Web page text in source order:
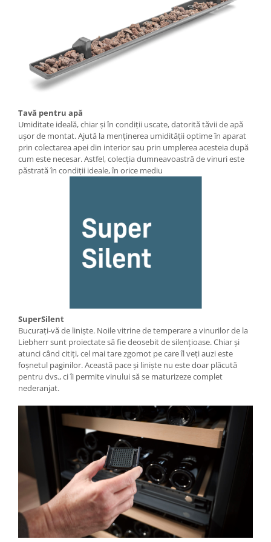
Tavă pentru apă
Umiditate ideală, chiar şi în condiţii uscate, datorită tăvii de apă
uşor de montat. Ajută la menţinerea umidităţii optime în aparat
prin colectarea apei din interior sau prin umplerea acesteia după
cum este necesar. Astfel, colecția dumneavoastră de vinuri este
păstrată în condiții ideale, în orice mediu
SuperSilent
Bucuraţi-vă de linişte. Noile vitrine de temperare a vinurilor de la
Liebherr sunt proiectate să fie deosebit de silențioase. Chiar şi
atunci când citiţi, cel mai tare zgomot pe care îl veţi auzi este
foşnetul paginilor. Această pace şi linişte nu este doar plăcută
pentru dvs., ci îi permite vinului să se maturizeze complet
nederanjat.